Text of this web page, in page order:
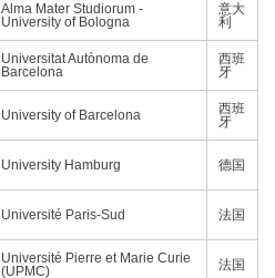
Alma Mater Studiorum -
University of Bologna
意大
利
Universitat Autònoma de
Barcelona
西班
牙
University of Barcelona
西班
牙
University Hamburg 德国
Université Paris-Sud 法国
Université Pierre et Marie Curie
(UPMC)
法国